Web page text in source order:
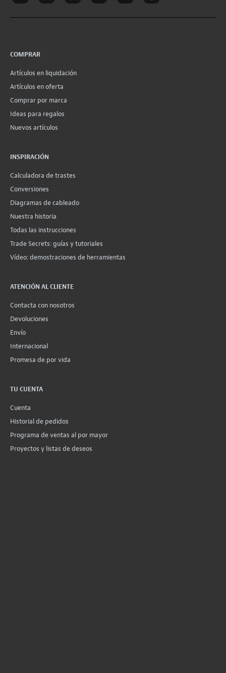
COMPRAR
Artículos en liquidación
Artículos en oferta
Comprar por marca
Ideas para regalos
Nuevos artículos
INSPIRACIÓN
Calculadora de trastes
Conversiones
Diagramas de cableado
Nuestra historia
Todas las instrucciones
Trade Secrets: guías y tutoriales
Vídeo: demostraciones de herramientas
ATENCIÓN AL CLIENTE
Contacta con nosotros
Devoluciones
Envío
Internacional
Promesa de por vida
TU CUENTA
Cuenta
Historial de pedidos
Programa de ventas al por mayor
Proyectos y listas de deseos